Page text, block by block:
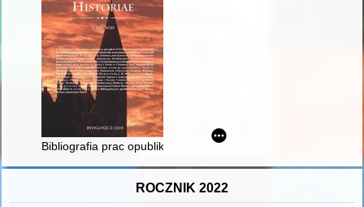
Bibliografia prac opublikowanych przez profesor Barbarę
ROCZNIK 2022